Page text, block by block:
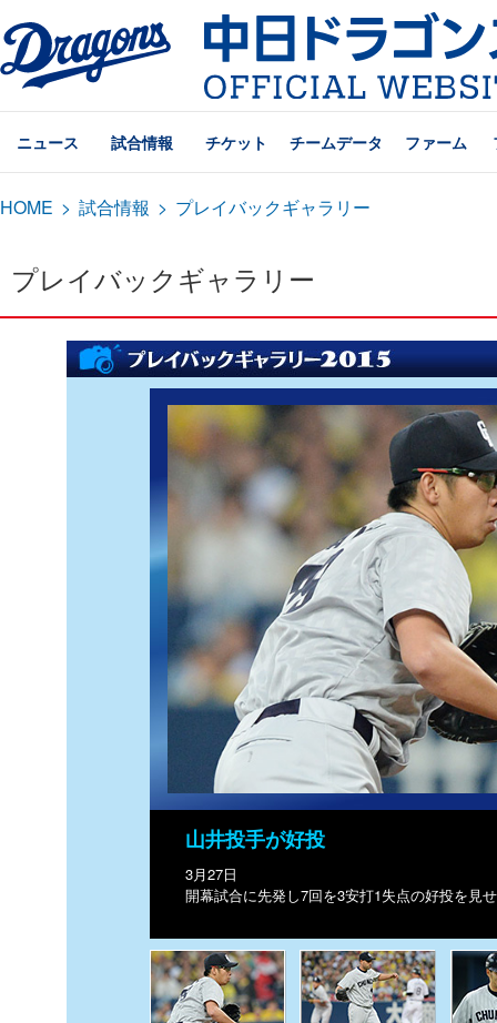
ニュース 試合情報 チケット チームデータ ファーム
HOME > 試合情報 > プレイバックギャラリー
プレイバックギャラリー
山井投手が好投
3月27日
開幕試合に先発し7回を3安打1失点の好投を見